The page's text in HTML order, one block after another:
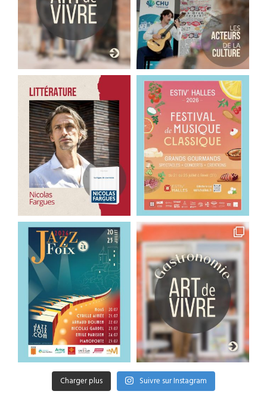
Charger plus Suivre sur Instagram